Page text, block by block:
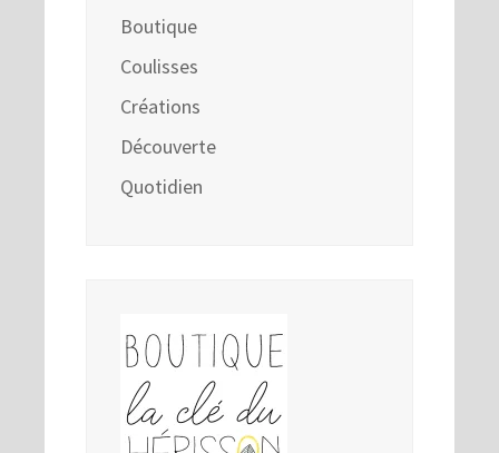
Boutique
Coulisses
Créations
Découverte
Quotidien